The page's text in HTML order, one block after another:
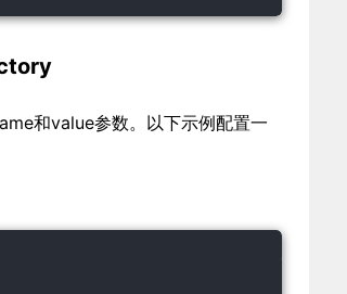
和value参数。以下示例配置一